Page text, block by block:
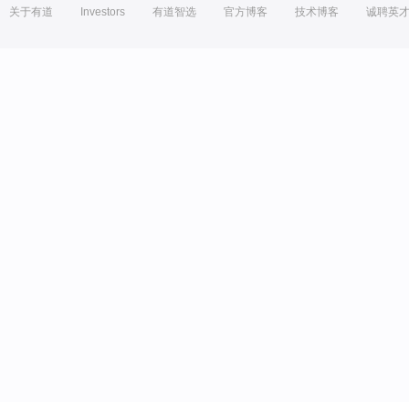
关于有道 Investors 有道智选 官方博客 技术博客 诚聘英才